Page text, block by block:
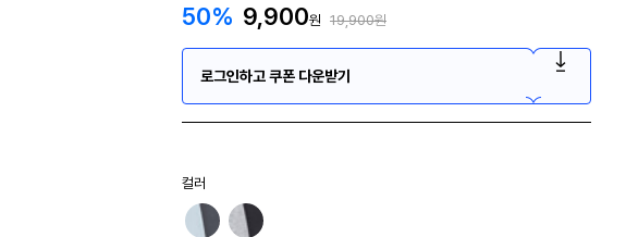
50% 9,900원 19,900원
로그인하고 쿠폰 다운받기
컬러